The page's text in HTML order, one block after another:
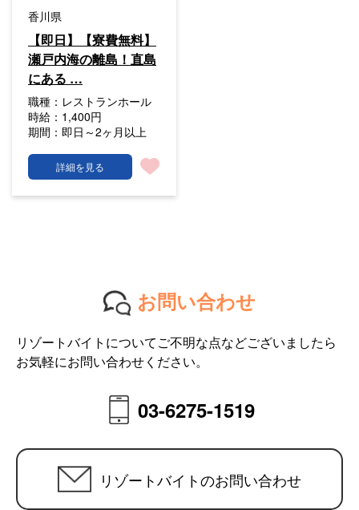
香川県
【即日】【寮費無料】
瀬戸内海の離島！直島
にある …
職種： レストランホール
時給： 1,400円
期間： 即日～2ヶ月以上
詳細を見る
お問い合わせ
リゾートバイトについてご不明な点などございましたら
お気軽にお問い合わせください。
03-6275-1519
リゾートバイトのお問い合わせ